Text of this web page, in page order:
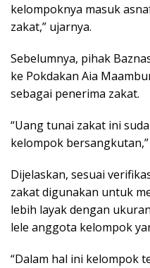
kelompoknya masuk
zakat,” ujarnya.
Sebelumnya, pihak
ke Pokdakan Aia
sebagai penerima zakat.
“Uang tunai zakat ini
kelompok
Dijelaskan, sesuai
zakat digunakan untuk
lebih layak dengan
lele anggota kelompok
“Dalam hal ini kelompok